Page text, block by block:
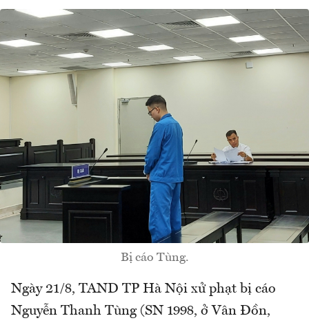
Bị cáo Tùng.
Ngày 21/8, TAND TP Hà Nội xử phạt bị cáo
Nguyễn Thanh Tùng (SN 1998, ở Vân Đồn,